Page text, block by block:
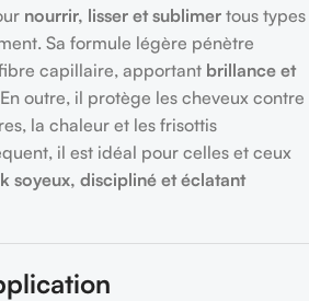
nourrir, lisser et sublimer tous types
Sa formule légère pénètre
capillaire, apportant brillance et
outre, il protège les cheveux contre
la chaleur et les frisottis
il est idéal pour celles et ceux
soyeux, discipliné et éclatant